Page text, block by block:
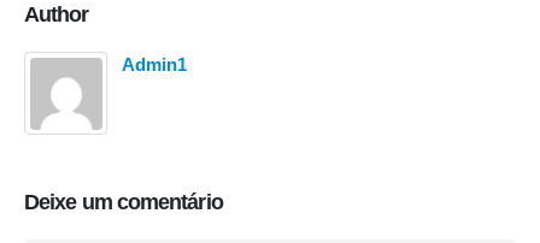
Author
Admin1
Deixe um comentário